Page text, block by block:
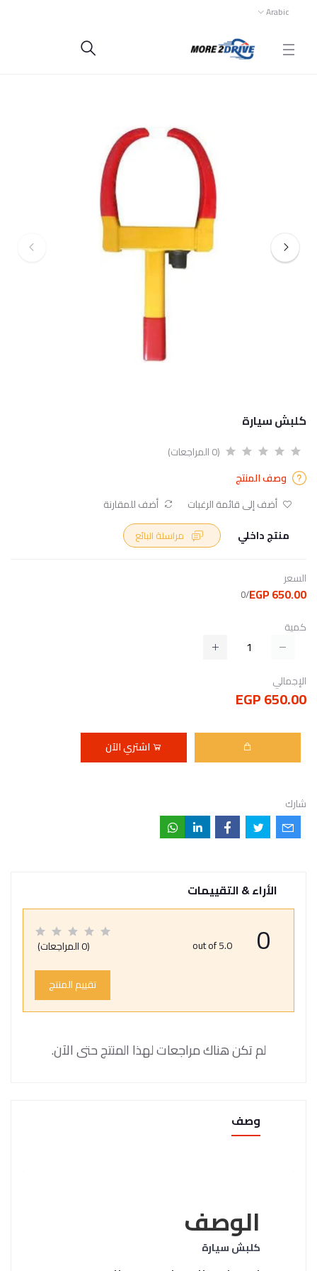
Arabic
كلبش سيارة
(0 المراجعات)
وصف المنتج
أضف إلى قائمة الرغبات
أضف للمقارنة
منتج داخلي
السعر
650.00 EGP
/0
كمية
الإجمالي
650.00 EGP
اشتري الآن
شارك
الأراء & التقييمات
0
out of 5.0 (0 المراجعات)
تقييم المنتج
لم تكن هناك مراجعات لهذا المنتج حتى الآن.
وصف
الوصف
كلبش سيارة